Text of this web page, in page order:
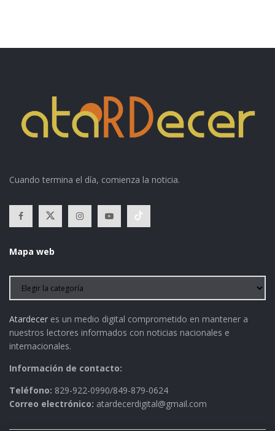
Cuando termina el día, comienza la noticia.
Mapa web
Atardecer es un medio digital comprometido en mantener a
nuestros lectores informados con noticias nacionales e
internacionales.
Información de contacto:
Teléfono: 829-922-0990/849-879-0624
Correo electrónico: atardecerdigital@gmail.com